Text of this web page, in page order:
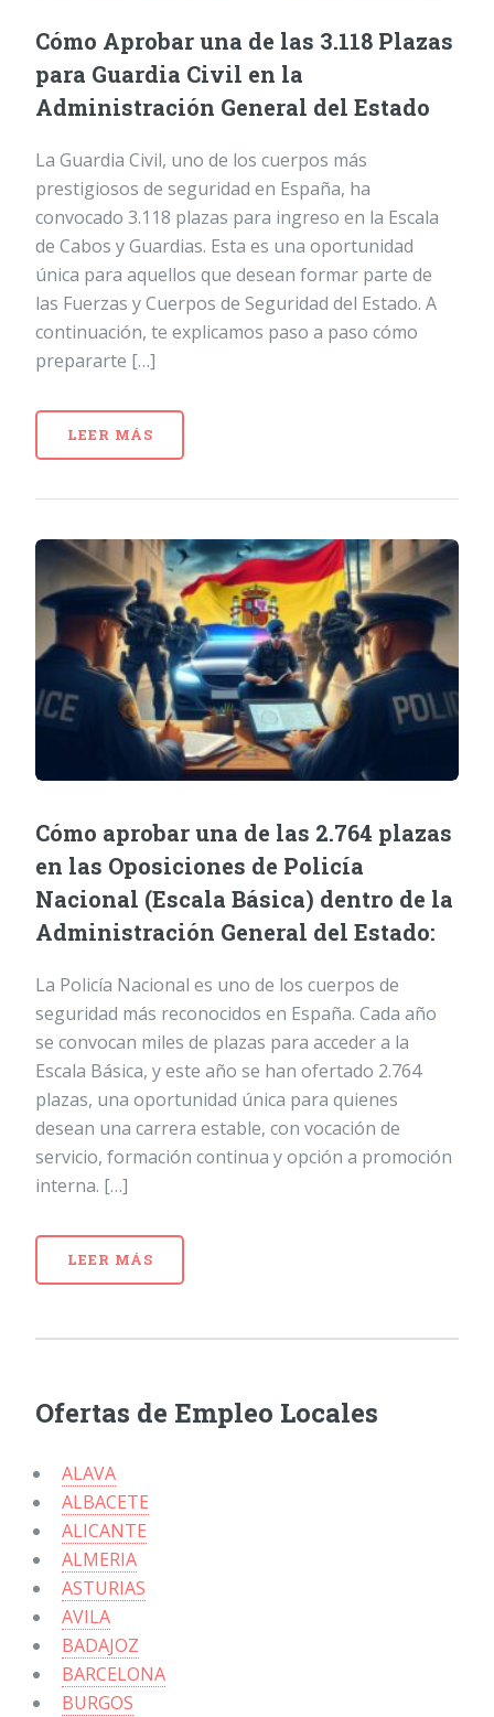
Cómo Aprobar una de las 3.118 Plazas
para Guardia Civil en la
Administración General del Estado
La Guardia Civil, uno de los cuerpos más
prestigiosos de seguridad en España, ha
convocado 3.118 plazas para ingreso en la Escala
de Cabos y Guardias. Esta es una oportunidad
única para aquellos que desean formar parte de
las Fuerzas y Cuerpos de Seguridad del Estado. A
continuación, te explicamos paso a paso cómo
prepararte […]
LEER MÁS
Cómo aprobar una de las 2.764 plazas
en las Oposiciones de Policía
Nacional (Escala Básica) dentro de la
Administración General del Estado:
La Policía Nacional es uno de los cuerpos de
seguridad más reconocidos en España. Cada año
se convocan miles de plazas para acceder a la
Escala Básica, y este año se han ofertado 2.764
plazas, una oportunidad única para quienes
desean una carrera estable, con vocación de
servicio, formación continua y opción a promoción
interna. […]
LEER MÁS
Ofertas de Empleo Locales
ALAVA
ALBACETE
ALICANTE
ALMERIA
ASTURIAS
AVILA
BADAJOZ
BARCELONA
BURGOS